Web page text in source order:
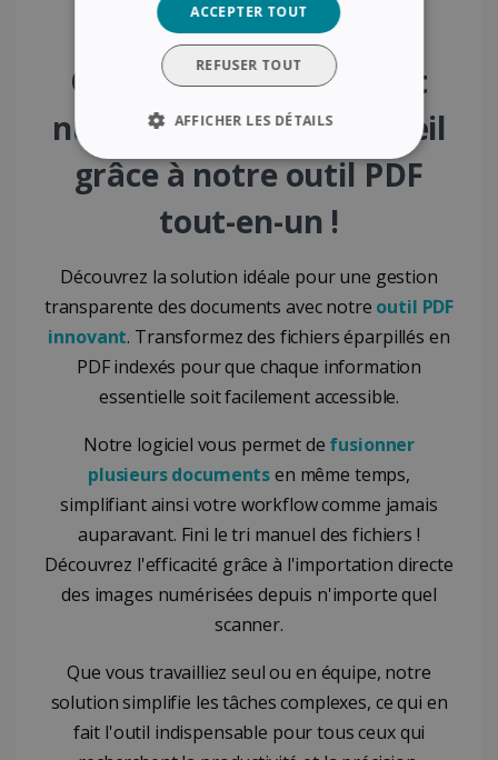
Organisez, fusionnez et
numérisez en un clin d'œil
grâce à notre outil PDF
tout-en-un !
Découvrez la solution idéale pour une gestion
transparente des documents avec notre outil PDF
innovant. Transformez des fichiers éparpillés en
PDF indexés pour que chaque information
essentielle soit facilement accessible.
Notre logiciel vous permet de fusionner
plusieurs documentsen même temps,
simplifiant ainsi votre workflow comme jamais
auparavant. Fini le tri manuel des fichiers !
Découvrez l'efficacité grâce à l'importation directe
des images numérisées depuis n'importe quel
scanner.
Que vous travailliez seul ou en équipe, notre
solution simplifie les tâches complexes, ce qui en
fait l'outil indispensable pour tous ceux qui
ACCEPTER TOUT
REFUSER TOUT
AFFICHER LES DÉTAILS
STRICTEMENT NÉCESSAIRES
PERFORMANCE CIBLAGE
FONCTIONNALITÉ
Strictement nécessaires
Performance
Ciblage
Fonctionnalité
des fonctionnalités de base du site Web telles
que la connexion des utilisateurs et la gestion
des comptes. Le site Web ne peut pas être
utilisé correctement sans les cookies
Nom
Fournisseur /
Domaine
Expiration
li_gc
LinkedIn
5 mois 4